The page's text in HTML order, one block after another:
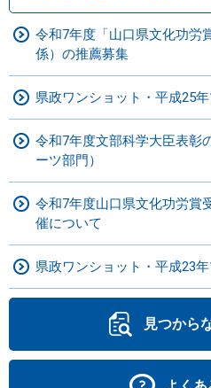
令和7年度「山口県文化功労
係）の推薦募集
県政ワンショット・平成25年
令和7年度文部科学大臣表彰
ーツ部門）
令和7年度山口県文化功労賞
催について
県政ワンショット・平成23年
見つから